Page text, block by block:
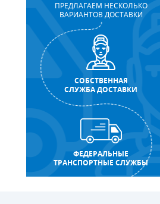
ПРЕДЛАГАЕМ НЕСКОЛЬКО
ВАРИАНТОВ ДОСТАВКИ
СОБСТВЕННАЯ
СЛУЖБА ДОСТАВКИ
ФЕДЕРАЛЬНЫЕ
ТРАНСПОРТНЫЕ СЛУЖБЫ